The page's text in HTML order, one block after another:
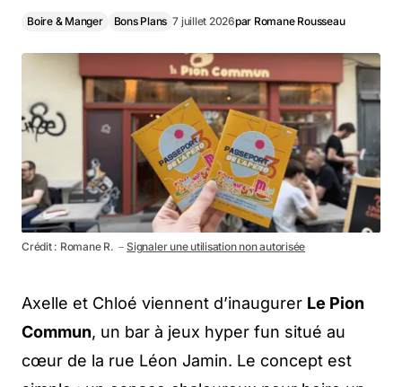
Boire & Manger Bons Plans 7 juillet 2026par Romane Rousseau
Crédit : Romane R. －Signaler une utilisation non autorisée
Axelle et Chloé viennent d’inaugurer Le Pion
Commun, un bar à jeux hyper fun situé au
cœur de la rue Léon Jamin. Le concept est